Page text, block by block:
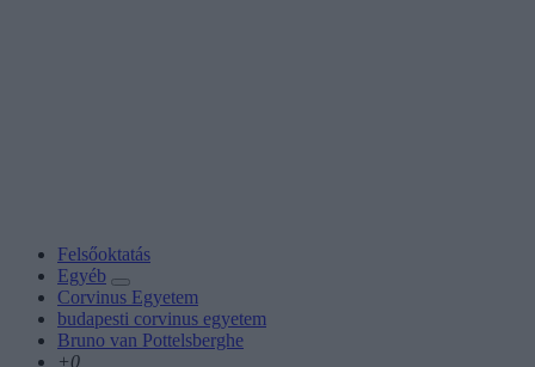
Felsőoktatás
Egyéb
Corvinus Egyetem
budapesti corvinus egyetem
Bruno van Pottelsberghe
+0